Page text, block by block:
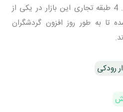
بازار های جزیره به راه اندازد. 4 طبقه تجاری این بازار در یکی از
تا به طور روز افزون گردشگران
رودکی